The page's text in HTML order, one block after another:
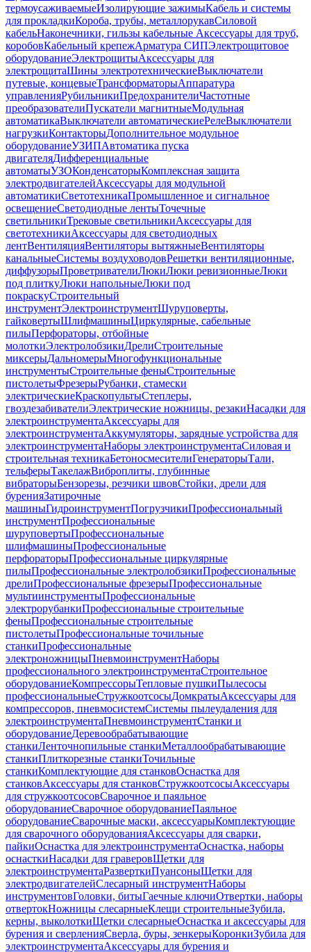
термоусаживаемыеИзолирующие зажимыКабель и системы
для прокладкиКороба, трубы, металлорукавСиловой
кабельНаконечники, гильзы кабельные Аксессуары для труб,
коробовКабельный крепежАрматура СИПЭлектрощитовое
оборудованиеЭлектрощитыАксессуары для
электрощитаШины электротехническиеВыключатели
путевые, концевыеТрансформаторыАппаратура
управленияРубильникиПредохранителиЧастотные
преобразователиПускатели магнитныеМодульная
автоматикаВыключатели автоматическиеРелеВыключатели
нагрузкиКонтакторыДополнительное модульное
оборудованиеУЗИПАвтоматика пуска
двигателяДифференциальные
автоматыУЗОКонденсаторыКомплексная защита
электродвигателейАксессуары для модульной
автоматикиСветотехникаПромышленное и сигнальное
освещениеСветодиодные лентыТочечные
светильникиТрековые светильникиАксессуары для
светотехникиАксессуары для светодиодных
лентВентиляцияВентиляторы вытяжныеВентиляторы
канальныеСистемы воздуховодовРешетки вентиляционные,
диффузорыПроветривателиЛюкиЛюки ревизионныеЛюки
под плиткуЛюки напольныеЛюки под
покраскуСтроительный
инструментЭлектроинструментШуруповерты,
гайковертыШлифмашиныЦиркулярные, сабельные
пилыПерфораторы, отбойные
молоткиЭлектролобзикиДрелиСтроительные
миксерыДальномерыМногофункциональные
инструментыСтроительные феныСтроительные
пистолетыФрезерыРубанки, стамески
электрическиеКраскопультыСтеплеры,
гвоздезабивателиЭлектрические ножницы, резакиНасадки для
электроинструментаАксессуары для
электроинструментаАккумуляторы, зарядные устройства для
электроинструментаНаборы электроинструментаСиловая и
строительная техникаБетоносмесителиГенераторыТали,
тельферыТакелажВиброплиты, глубинные
вибраторыБензорезы, резчики швовСтойки, дрели для
буренияЗатирочные
машиныГидроинструментПогрузчикиПрофессиональный
инструментПрофессиональные
шуруповертыПрофессиональные
шлифмашиныПрофессиональные
перфораторыПрофессиональные циркулярные
пилыПрофессиональные электролобзикиПрофессиональные
дрелиПрофессиональные фрезерыПрофессиональные
мультиинструментыПрофессиональные
электрорубанкиПрофессиональные строительные
феныПрофессиональные строительные
пистолетыПрофессиональные точильные
станкиПрофессиональные
электроножницыПневмоинструментНаборы
профессионального электроинструментаСтроительное
оборудованиеКомпрессорыТепловые пушкиПылесосы
профессиональныеСтружкоотсосыДомкратыАксессуары для
компрессоров, пневмосистемСистемы пылеудаления для
электроинструментаПневмоинструментСтанки и
оборудованиеДеревообрабатывающие
станкиЛенточнопильные станкиМеталлообрабатывающие
станкиПлиткорезные станкиТочильные
станкиКомплектующие для станковОснастка для
станковАксессуары для станковСтружкоотсосыАксессуары
для стружкоотсосовСварочное и паяльное
оборудованиеСварочное оборудованиеПаяльное
оборудованиеСварочные маски, аксессуарыКомплектующие
для сварочного оборудованияАксессуары для сварки,
пайкиОснастка для электроинструментаОснастка, наборы
оснасткиНасадки для граверовЩетки для
электроинструментаРазверткиПуансоныЩетки для
электродвигателейСлесарный инструментНаборы
инструментовГоловки, битыГаечные ключиОтвертки, наборы
отвертокНожницы слесарныеКлещи строительныеЗубила,
керны, выколоткиЩетки слесарныеОснастка и аксессуары для
бурения и сверленияСверла, буры, зенкерыКоронкиЗубила для
электроинструментаАксессуары для бурения и